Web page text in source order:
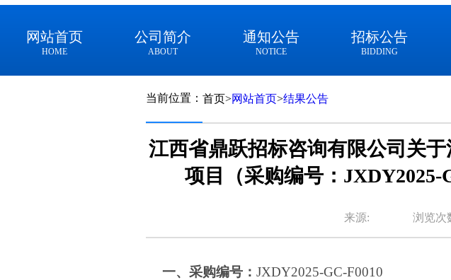
网站首页
HOME
公司简介
ABOUT
通知公告
NOTICE
招标公告
BIDDING
当前位置： 首页>网站首页>结果公告
江西省鼎跃招标咨询有限公司关
项目（采购编号：
来源: 浏览次
一、采购编号： JXDY2025-GC-F0010